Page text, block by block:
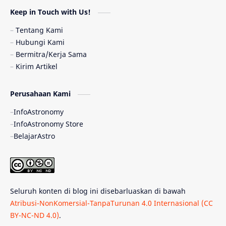
Quasar
TanyaAstro
Enseladus Gelombang Gravitasi
Indonesia Kerdil Putih
Olimpiade Sains Nasional
Bumi Super GBT18 Hilal
Katai Cokelat
Keep in Touch with Us!
Tentang Kami
Hubungi Kami
Bermitra/Kerja Sama
Kirim Artikel
Perusahaan Kami
InfoAstronomy
InfoAstronomy Store
BelajarAstro
Seluruh konten di blog ini disebarluaskan di bawah
Atribusi-NonKomersial-TanpaTurunan 4.0 Internasional (CC
BY-NC-ND 4.0).